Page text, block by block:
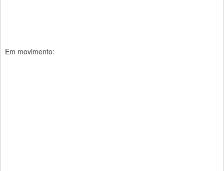
Em movimento: